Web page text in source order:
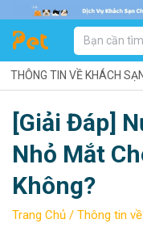
SẢN PHẨM DÀNH CHO
SẨN PHẨM THEO
THÔNG TIN VỀ KHÁCH
[Giải Đáp]
Nhỏ Mắt
Không?
Trang Chủ / Thông tin